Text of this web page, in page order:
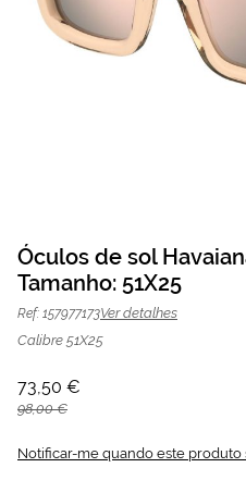
Óculos de sol
Laranja | Mais Optica
para
o
início
Galeria
de
Óculos de sol
Tamanho: 51X25
Ref: 157977173Ver detalhes
Calibre 51X25
73,50 €
98,00 €
Notificar-me quando este